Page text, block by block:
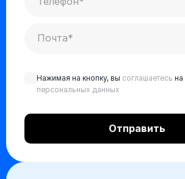
Нажимая на кнопку, вы соглашаетесь на
персональных данных